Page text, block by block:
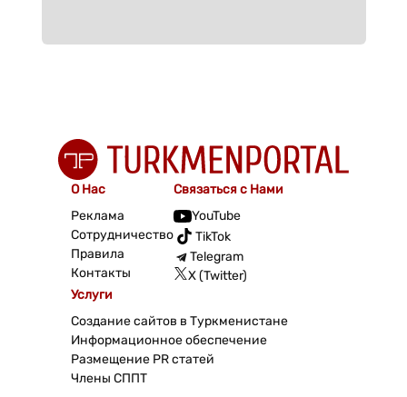
О Нас
Реклама
Сотрудничество
Правила
Контакты
Связаться с Нами
YouTube
TikTok
Telegram
X (Twitter)
Услуги
Создание сайтов в Туркменистане
Информационное обеспечение
Размещение PR статей
Члены СППТ